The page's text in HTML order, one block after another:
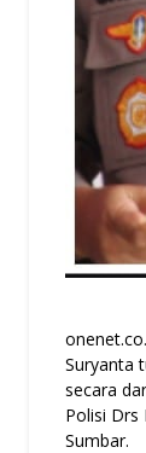
Suryanta
secara
Polisi Drs
Sumbar.